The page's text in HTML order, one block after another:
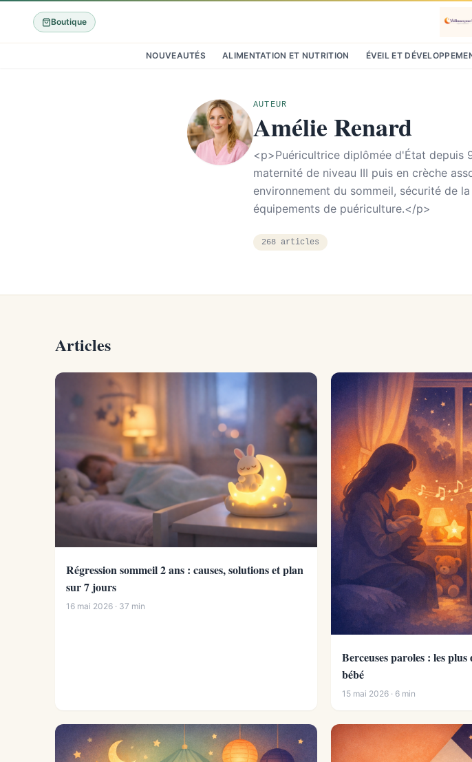
Boutique
NOUVEAUTÉS ALIMENTATION ET NUTRITION ÉVEIL ET
AUTEUR
Amélie Renard
<p>Puéricultrice diplômée d'État depuis
maternité de niveau III puis en crèche
environnement du sommeil, sécurité de
équipements de puériculture.</p>
268 articles
Articles
Régression sommeil 2 ans : causes, solutions et plan
sur 7 jours
16 mai 2026 · 37 min
Berceuses paroles : les
bébé
15 mai 2026 · 6 min